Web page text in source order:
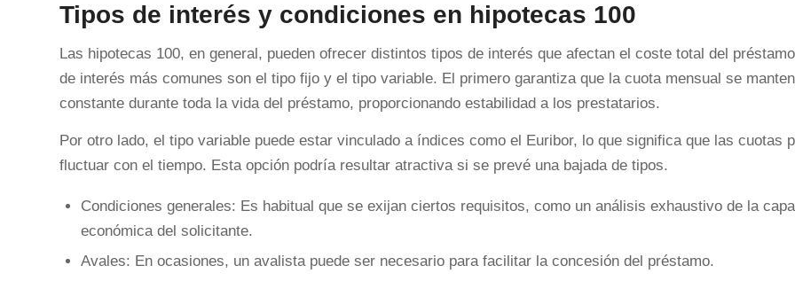
Tipos de interés y condiciones en hipotecas 100
Las hipotecas 100, en general, pueden ofrecer distintos tipos de interés que afectan el coste total del
de interés más comunes son el tipo fijo y el tipo variable. El primero garantiza que la cuota mensual se
constante durante toda la vida del préstamo, proporcionando estabilidad a los prestatarios.
Por otro lado, el tipo variable puede estar vinculado a índices como el Euribor, lo que significa que las cuotas
fluctuar con el tiempo. Esta opción podría resultar atractiva si se prevé una bajada de tipos.
Condiciones generales: Es habitual que se exijan ciertos requisitos, como un análisis exhaustivo de la
económica del solicitante.
Avales: En ocasiones, un avalista puede ser necesario para facilitar la concesión del préstamo.